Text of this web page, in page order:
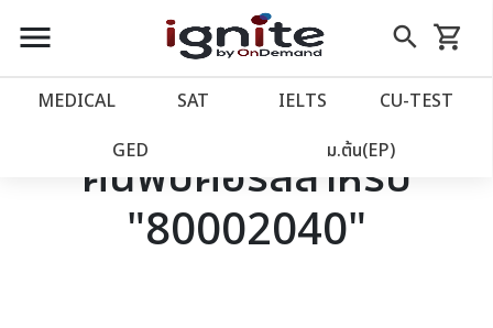
close
account_balance หน้าแรก
เว็บไซต์อิกไนท์
โปรโมชั่น
menu search
Skip
to
shopping_cart
รถเข็น
MEDICAL SAT IELTS CU‑TEST
GED ม.ต้น(EP)
ค้นพบคอร์สสำหรับ
"80002040"